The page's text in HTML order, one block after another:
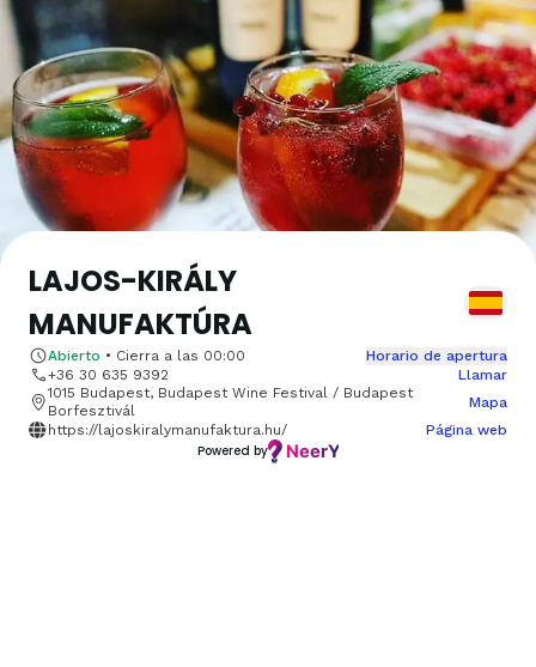
LAJOS-KIRÁLY
MANUFAKTÚRA
Abierto • Cierra a las 00:00
Horario de apertura
+36 30 635 9392
Llamar
1015 Budapest, Budapest Wine Festival / Budapest
Borfesztivál
Mapa
https://lajoskiralymanufaktura.hu/
Página web
Powered by